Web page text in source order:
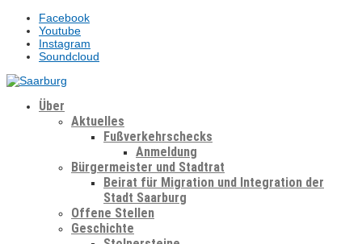
Facebook
Youtube
Instagram
Soundcloud
Über
Aktuelles
Fußverkehrschecks
Anmeldung
Bürgermeister und Stadtrat
Beirat für Migration und Integration der
Stadt Saarburg
Offene Stellen
Geschichte